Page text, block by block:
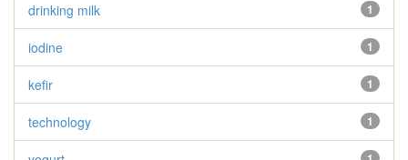
1
drinking milk
1
iodine
1
kefir
1
technology